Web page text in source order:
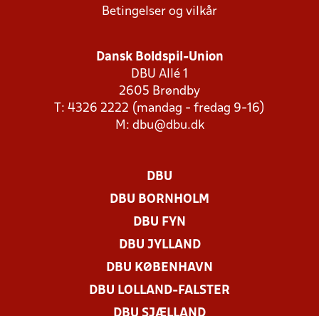
Betingelser og vilkår
Dansk Boldspil-Union
DBU Allé 1
2605 Brøndby
T: 4326 2222 (mandag - fredag 9-16)
M: dbu@dbu.dk
DBU
DBU BORNHOLM
DBU FYN
DBU JYLLAND
DBU KØBENHAVN
DBU LOLLAND-FALSTER